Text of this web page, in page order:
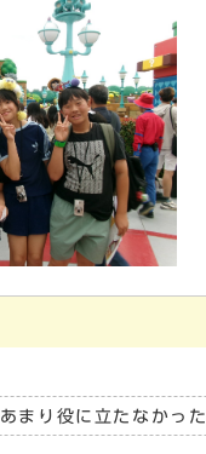
あまり役に立たなかった